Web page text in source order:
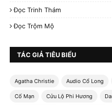
Đọc Trinh Thám
Đọc Trộm Mộ
TÁC GIẢ TIÊU BIỂU
Agatha Christie Audio Cổ Long
Cố Mạn Cửu Lộ Phi Hương